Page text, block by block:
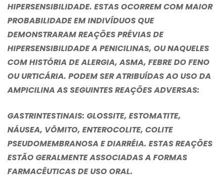
HIPERSENSIBILIDADE. ESTAS OCORREM COM MAIOR
PROBABILIDADE EM INDIVÍDUOS QUE
DEMONSTRARAM REAÇÕES PRÉVIAS DE
HIPERSENSIBILIDADE A PENICILINAS, OU NAQUELES
COM HISTÓRIA DE ALERGIA, ASMA, FEBRE DO FENO
OU URTICÁRIA. PODEM SER ATRIBUÍDAS AO USO DA
AMPICILINA AS SEGUINTES REAÇÕES ADVERSAS:
GASTRINTESTINAIS: GLOSSITE, ESTOMATITE,
NÁUSEA, VÔMITO, ENTEROCOLITE, COLITE
PSEUDOMEMBRANOSA E DIARRÉIA. ESTAS REAÇÕES
ESTÃO GERALMENTE ASSOCIADAS A FORMAS
FARMACÊUTICAS DE USO ORAL.